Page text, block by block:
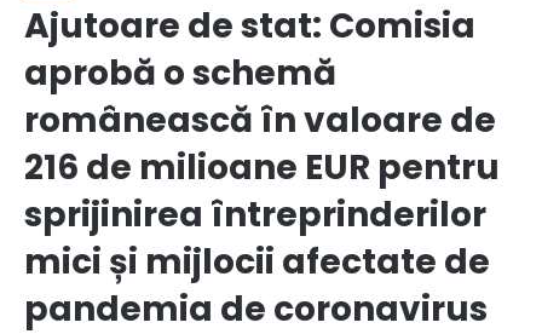
Ajutoare de stat: Comisia
aprobă o schemă
românească în valoare de
216 de milioane EUR pentru
sprijinirea întreprinderilor
mici și mijlocii afectate de
pandemia de coronavirus